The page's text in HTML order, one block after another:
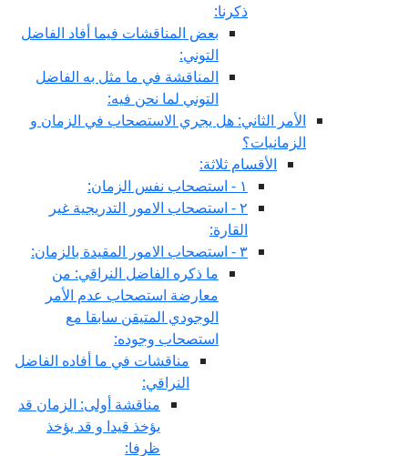
ذكرنا:
بعض المناقشات فيما أفاد الفاضل
التوني:
المناقشة في ما مثل به الفاضل
التوني لما نحن فيه:
الأمر الثاني: هل يجري الاستصحاب في الزمان و
الزمانيات؟
الأقسام ثلاثة:
١ - استصحاب نفس الزمان:
٢ - استصحاب الامور التدريجية غير
القارة:
٣ - استصحاب الامور المقيدة بالزمان:
ما ذكره الفاضل النراقي: من
معارضة استصحاب عدم الأمر
الوجودي المتيقن سابقا مع
استصحاب وجوده:
مناقشات في ما أفاده الفاضل
النراقي:
مناقشة أولى: الزمان قد
يؤخذ قيدا و قد يؤخذ
ظرفا: